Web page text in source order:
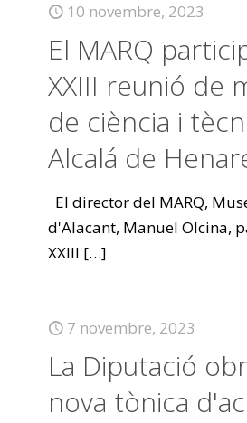
10 novembre, 2023
El MARQ
XXIII reunió de
de ciència i
Alcalá de
El director del MARQ,
d'Alacant, Manuel Olcina,
XXIII […]
7 novembre, 2023
La Diputació
nova tònica